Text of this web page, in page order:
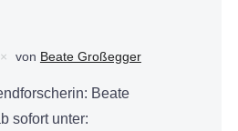
von Beate Großegger
Beate
sofort unter: